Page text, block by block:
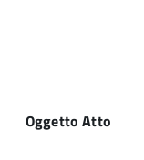
Oggetto Atto